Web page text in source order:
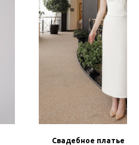
Свадебное платье